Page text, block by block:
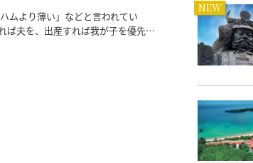
ムより薄い」などと言われてい
ば夫を、出産すれば我が子を優先…
NEW